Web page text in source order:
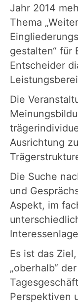
Jahr 2014
Thema
gestalten“ für
Entscheider
Die
Ausrichtung
Die Suche
und
Aspekt, im
Es ist das
„oberhalb“
Perspektiven